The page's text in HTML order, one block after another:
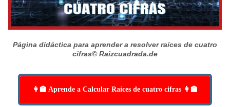
Página didáctica para aprender a resolver raíces de cuatro
cifras© Raizcuadrada.de
👩‍🏫 Aprende a Calcular Raíces de cuatro cifras 👩‍🏫